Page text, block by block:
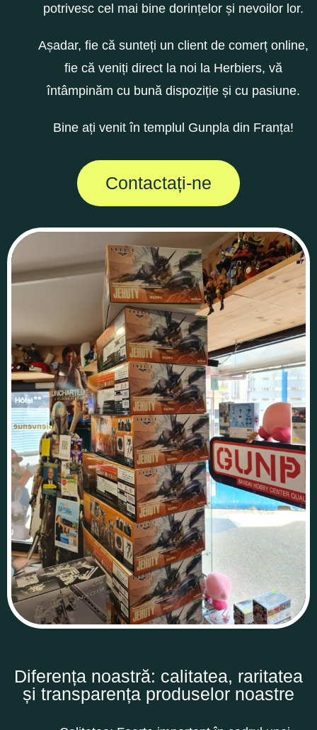
potrivesc cel mai bine dorințelor și nevoilor lor.
Așadar, fie că sunteți un client de comerț online,
fie că veniți direct la noi la Herbiers, vă
întâmpinăm cu bună dispoziție și cu pasiune.
Bine ați venit în templul Gunpla din Franța!
Contactați-ne
Diferența noastră: calitatea, raritatea
și transparența produselor noastre